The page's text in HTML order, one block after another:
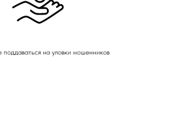
поддаваться на уловки мошенников